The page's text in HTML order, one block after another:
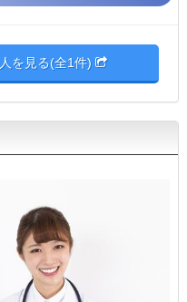
を見る(全1件)